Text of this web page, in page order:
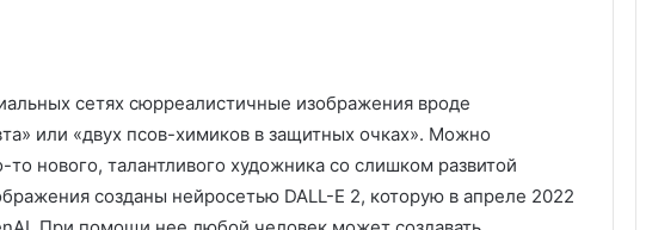
сетях сюрреалистичные изображения вроде
или «двух псов-химиков в защитных очках». Можно
то нового, талантливого художника со слишком развитой
созданы нейросетью DALL-E 2, которую в апреле 2022